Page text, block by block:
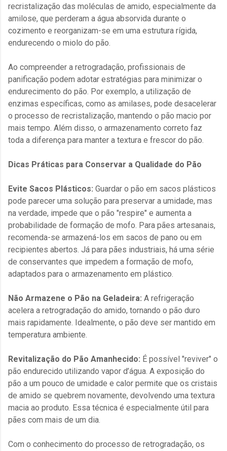
recristalização das moléculas de amido, especialmente da
amilose, que perderam a água absorvida durante o
cozimento e reorganizam-se em uma estrutura rígida,
endurecendo o miolo do pão.
Ao compreender a retrogradação, profissionais de
panificação podem adotar estratégias para minimizar o
endurecimento do pão. Por exemplo, a utilização de
enzimas específicas, como as amilases, pode desacelerar
o processo de recristalização, mantendo o pão macio por
mais tempo. Além disso, o armazenamento correto faz
toda a diferença para manter a textura e frescor do pão.
Dicas Práticas para Conservar a Qualidade do Pão
Evite Sacos Plásticos: Guardar o pão em sacos plásticos
pode parecer uma solução para preservar a umidade, mas
na verdade, impede que o pão "respire" e aumenta a
probabilidade de formação de mofo. Para pães artesanais,
recomenda-se armazená-los em sacos de pano ou em
recipientes abertos. Já para pães industriais, há uma série
de conservantes que impedem a formação de mofo,
adaptados para o armazenamento em plástico.
Não Armazene o Pão na Geladeira: A refrigeração
acelera a retrogradação do amido, tornando o pão duro
mais rapidamente. Idealmente, o pão deve ser mantido em
temperatura ambiente.
Revitalização do Pão Amanhecido: É possível "reviver" o
pão endurecido utilizando vapor d’água. A exposição do
pão a um pouco de umidade e calor permite que os cristais
de amido se quebrem novamente, devolvendo uma textura
macia ao produto. Essa técnica é especialmente útil para
pães com mais de um dia.
Com o conhecimento do processo de retrogradação, os